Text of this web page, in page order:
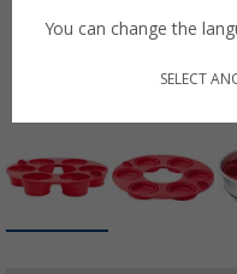
You can change the
SELECT